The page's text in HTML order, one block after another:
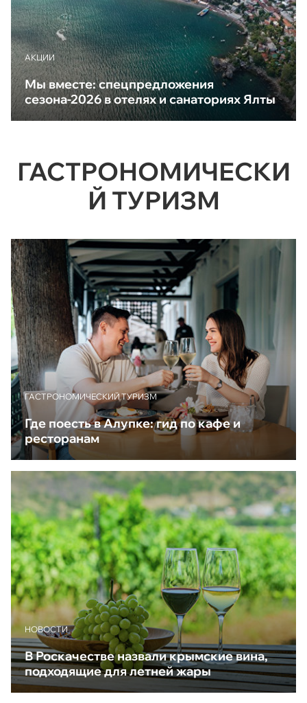
АКЦИИ
Мы вместе: спецпредложения
сезона-2026 в отелях и санаториях Ялты
ГАСТРОНОМИЧЕСКИ
Й ТУРИЗМ
ГАСТРОНОМИЧЕСКИЙ ТУРИЗМ
Где поесть в Алупке: гид по кафе и
ресторанам
НОВОСТИ
В Роскачестве назвали крымские вина,
подходящие для летней жары